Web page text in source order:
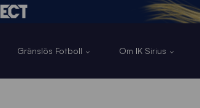
Gränslös Fotboll Om IK Sirius